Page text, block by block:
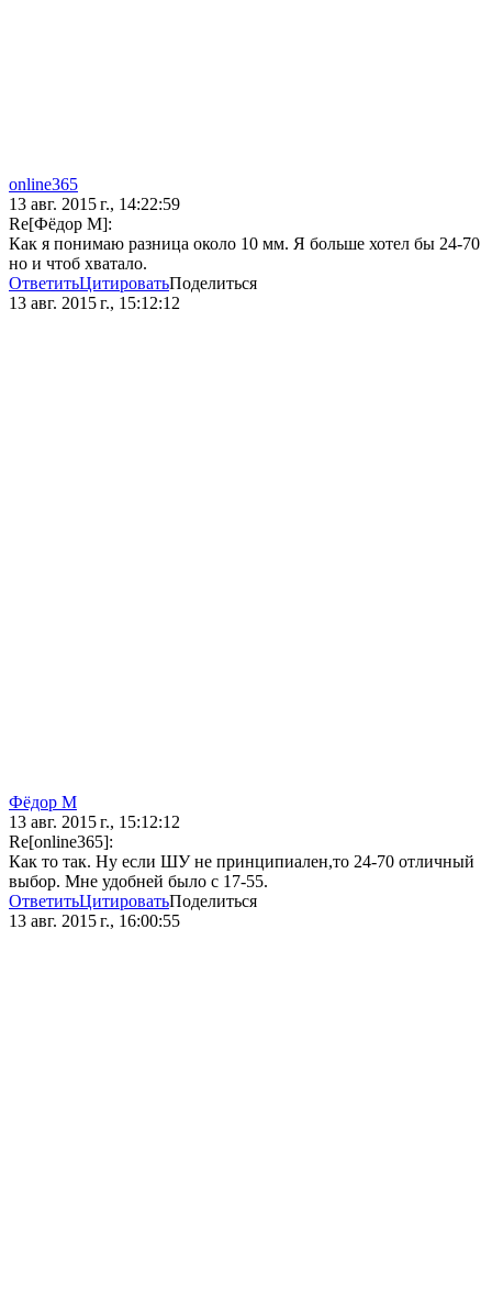
online365
13 авг. 2015 г., 14:22:59
Re[Фёдор М]:
Как я понимаю разница около 10 мм. Я больше хотел бы 24-70
но и чтоб хватало.
ОтветитьЦитироватьПоделиться
13 авг. 2015 г., 15:12:12
Фёдор М
13 авг. 2015 г., 15:12:12
Re[online365]:
Как то так. Ну если ШУ не принципиален,то 24-70 отличный
выбор. Мне удобней было с 17-55.
ОтветитьЦитироватьПоделиться
13 авг. 2015 г., 16:00:55